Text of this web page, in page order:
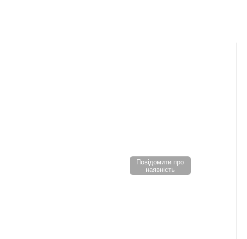
Повідомити про
наявність